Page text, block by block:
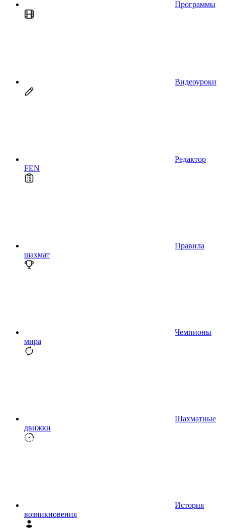
Программы
Видеоуроки
Редактор
FEN
Правила
шахмат
Чемпионы
мира
Шахматные
движки
История
возникновения